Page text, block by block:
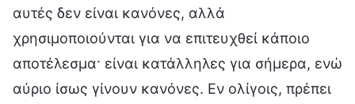
αυτές δεν είναι κανόνες, αλλά
χρησιμοποιούνται για να επιτευχθεί κάποιο
αποτέλεσμα· είναι κατάλληλες για σήμερα, ενώ
αύριο ίσως γίνουν κανόνες. Εν ολίγοις, πρέπει